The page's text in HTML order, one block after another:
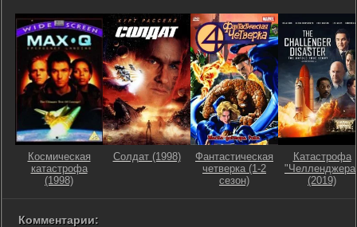
Космическая
катастрофа
(1998)
Солдат (1998)
Фантастическая
четверка (1-2
сезон)
Катастрофа
(2019)
Комментарии: